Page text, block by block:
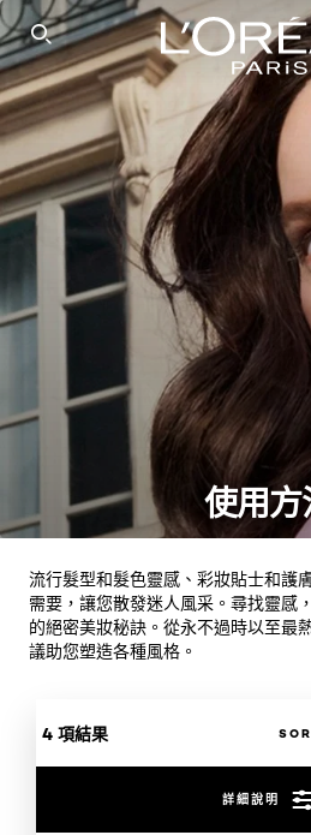
SEARCH THIS SITE
使用方
流行髮型和髮色靈感、彩妝貼士和護
需要，讓您散發迷人風采。尋找靈感
的絕密美妝秘訣。從永不過時以至最
議助您塑造各種風格。
4 項結果
詳細說明